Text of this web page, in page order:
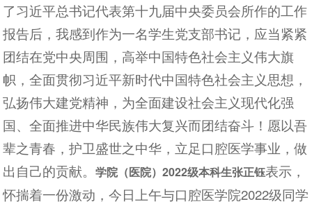
了习近平总书记代表第十九届中央委员会所作的工作
报告后，我感到作为一名学生党支部书记，应当紧紧
团结在党中央周围，高举中国特色社会主义伟大旗
帜，全面贯彻习近平新时代中国特色社会主义思想，
弘扬伟大建党精神，为全面建设社会主义现代化强
国、全面推进中华民族伟大复兴而团结奋斗！愿以吾
辈之青春，护卫盛世之中华，立足口腔医学事业，做
出自己的贡献。学院（医院）2022级本科生张正钰表示，
怀揣着一份激动，今日上午与口腔医学院2022级同学